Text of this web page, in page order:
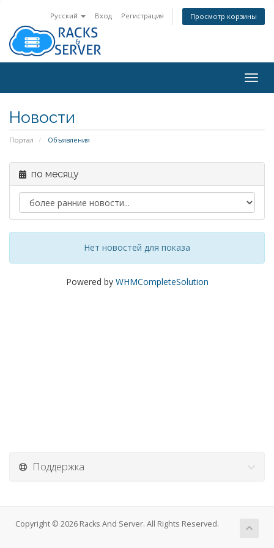
Русский Вход Регистрация Просмотр корзины
Новости
Портал Объявления
по месяцу
Нет новостей для показа
Powered by WHMCompleteSolution
Поддержка
Copyright © 2026 Racks And Server. All Rights Reserved.